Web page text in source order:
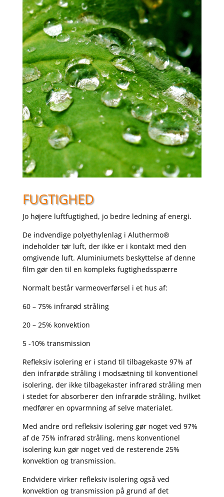
FUGTIGHED
Jo højere luftfugtighed, jo bedre ledning af energi.
De indvendige polyethylenlag i Aluthermo®
indeholder tør luft, der ikke er i kontakt med den
omgivende luft. Aluminiumets beskyttelse af denne
film gør den til en kompleks fugtighedsspærre
Normalt består varmeoverførsel i et hus af:
60 – 75% infrarød stråling
20 – 25% konvektion
5 -10% transmission
Refleksiv isolering er i stand til tilbagekaste 97% af
den infrarøde stråling i modsætning til konventionel
isolering, der ikke tilbagekaster infrarød stråling men
i stedet for absorberer den infrarøde stråling, hvilket
medfører en opvarmning af selve materialet.
Med andre ord refleksiv isolering gør noget ved 97%
af de 75% infrarød stråling, mens konventionel
isolering kun gør noget ved de resterende 25%
konvektion og transmission.
Endvidere virker refleksiv isolering også ved
konvektion og transmission på grund af det